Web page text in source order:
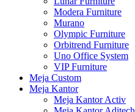
Modera Furniture
Murano
Olympic Furniture
Orbitrend Furniture
Uno Office System
VIP Furniture
Meja Custom
Meja Kantor
Meja Kantor Activ